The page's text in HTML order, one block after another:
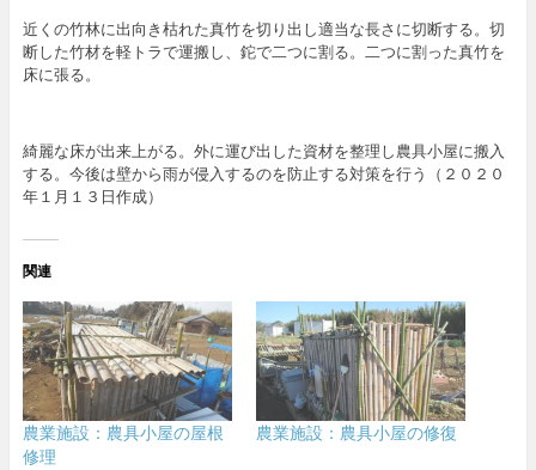
近くの竹林に出向き枯れた真竹を切り出し適当な長さに切断する。切
断した竹材を軽トラで運搬し、鉈で二つに割る。二つに割った真竹を
床に張る。
綺麗な床が出来上がる。外に運び出した資材を整理し農具小屋に搬入
する。今後は壁から雨が侵入するのを防止する対策を行う（２０２０
年１月１３日作成）
関連
農業施設：農具小屋の屋根
修理
農業施設：農具小屋の修復